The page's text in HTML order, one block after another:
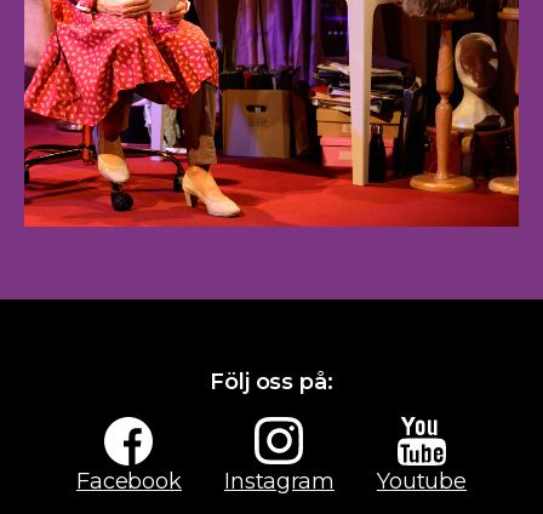
Följ oss på:
Facebook Instagram Youtube